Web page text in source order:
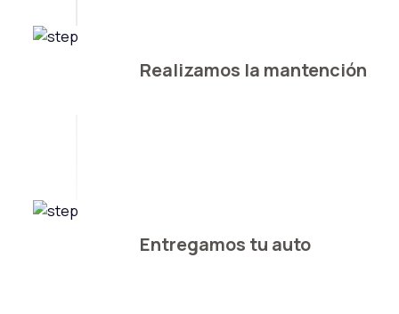
Realizamos la mantención
Entregamos tu auto